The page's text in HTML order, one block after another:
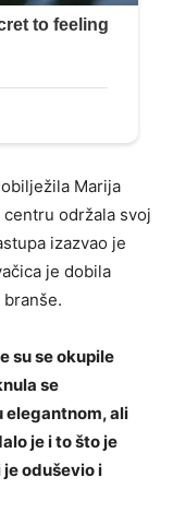
Marija
održala svoj
izazvao je
je dobila
su se okupile
se
elegantnom, ali
je i to što je
oduševio i